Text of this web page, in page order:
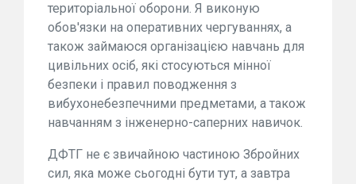
територіальної оборони. Я виконую
обов'язки на оперативних чергуваннях, а
також займаюся організацією навчань для
цивільних осіб, які стосуються мінної
безпеки і правил поводження з
вибухонебезпечними предметами, а також
навчанням з інженерно-саперних навичок.
ДФТГ не є звичайною частиною Збройних
сил, яка може сьогодні бути тут, а завтра